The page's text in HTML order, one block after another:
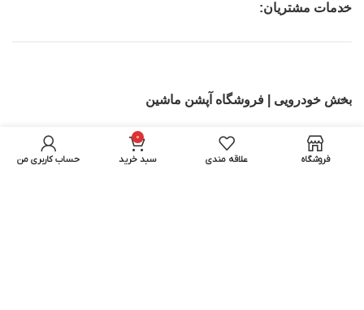
خدمات مشتریان:
بخش خودرویی | فروشگاه آپشن ماشین
تجهیزات IT
فروشگاه علاقه مندی
0
سبد خرید حساب کاربری من